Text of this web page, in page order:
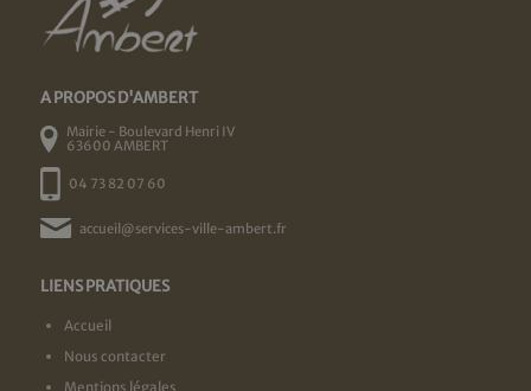
A PROPOS D'AMBERT
Mairie - Boulevard Henri IV
63600 AMBERT
04 73 82 07 60
accueil@services-ville-ambert.fr
LIENS PRATIQUES
Accueil
Nous contacter
Mentions légales